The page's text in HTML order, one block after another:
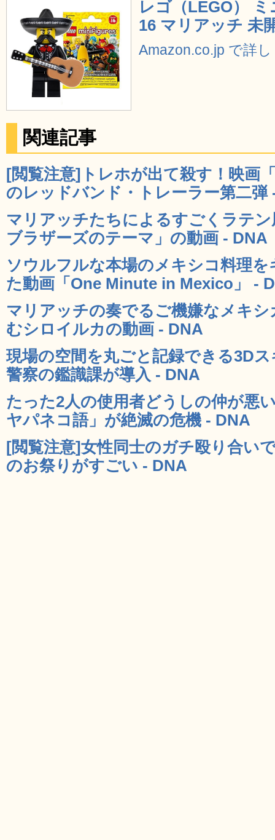
レゴ（LEGO）
16 マリアッチ 未
Amazon.co.jp で詳
関連記事
[閲覧注意]トレホが出て殺す！映画
のレッドバンド・トレーラー第二弾
マリアッチたちによるすごくラテ
ブラザーズのテーマ」の動画 - DNA
ソウルフルな本場のメキシコ料理
た動画「One Minute in Mexico」 -
マリアッチの奏でるご機嫌なメキ
むシロイルカの動画 - DNA
現場の空間を丸ごと記録できる3D
警察の鑑識課が導入 - DNA
たった2人の使用者どうしの仲が悪
ヤパネコ語」が絶滅の危機 - DNA
[閲覧注意]女性同士のガチ殴り合い
のお祭りがすごい - DNA